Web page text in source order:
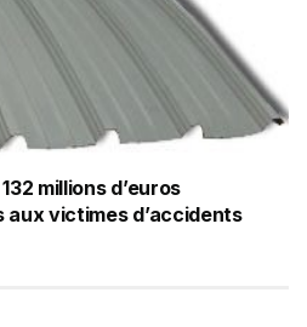
millions d’euros
aux victimes d’accidents